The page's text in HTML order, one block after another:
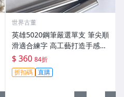
世界古董
英雄5020鋼筆嚴選單支 筆尖順
滑適合練字 高工藝打造手感佳
英雄5020 鋪筆 卡其色 鉑金鍍
工藝 經典款式 英雄5020 鋪筆
時尚經典 字體工整
$ 360 84折
折扣碼 直購